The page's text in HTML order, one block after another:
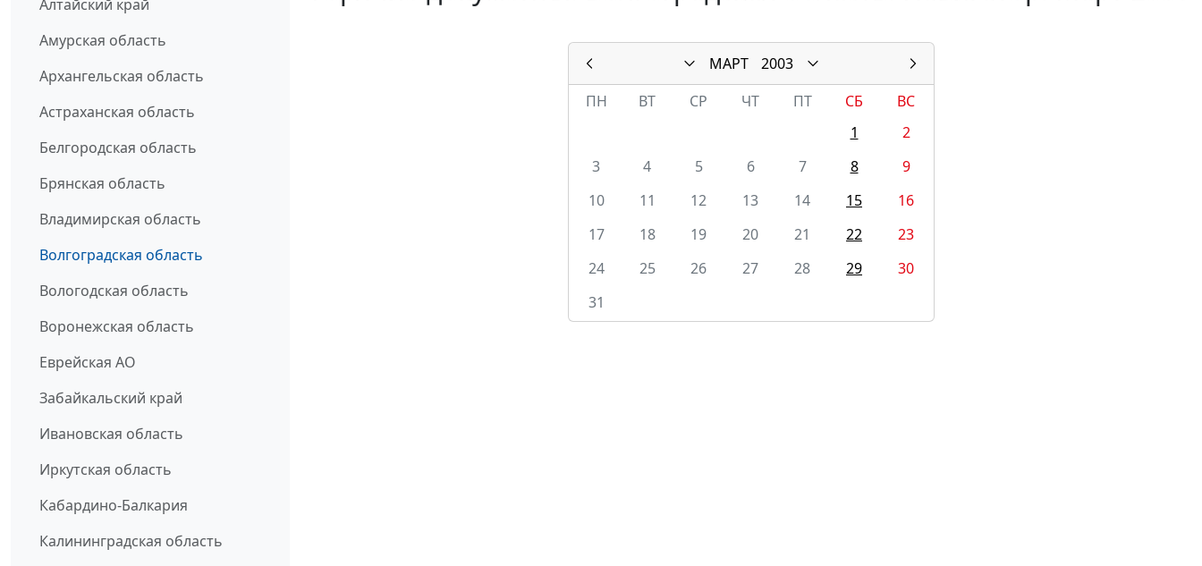
Алтайский край
Амурская область
Архангельская область
Астраханская область
Белгородская область
Брянская область
Владимирская область
Волгоградская область
Вологодская область
Воронежская область
Еврейская АО
Забайкальский край
Ивановская область
Иркутская область
Кабардино-Балкария
Калининградская область
МАРТ
2003
ПН
ВТ СР ЧТ ПТ СБ
ВС
1
2
3
4 5 6 7 8
9
10
11 12 13 14 15
16
17
18 19 20 21 22
23
24
25 26 27 28 29
30
31